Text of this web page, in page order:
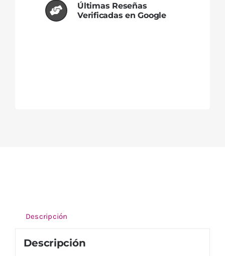
Últimas Reseñas
Verificadas en Google
Descripción
Descripción